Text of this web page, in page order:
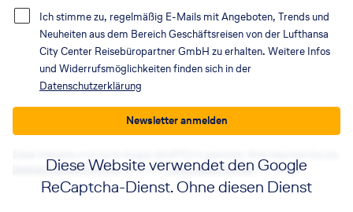
Ich stimme zu, regelmäßig E-Mails mit Angeboten, Trends und
Neuheiten aus dem Bereich Geschäftsreisen von der Lufthansa
City Center Reisebüropartner GmbH zu erhalten. Weitere Infos
und Widerrufsmöglichkeiten finden sich in der
Datenschutzerklärung
Newsletter anmelden
Diese Website verwendet den Google
ReCaptcha-Dienst. Ohne diesen Dienst
Datenschutzbestimmungensowie dieNutzungsbedingungen von Google.